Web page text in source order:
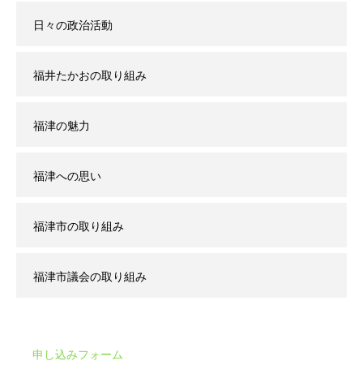
日々の政治活動
福井たかおの取り組み
福津の魅力
福津への思い
福津市の取り組み
福津市議会の取り組み
申し込みフォーム